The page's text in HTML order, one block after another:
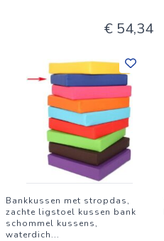
€ 54,34
Bankkussen met stropdas,
zachte ligstoel kussen bank
schommel kussens,
waterdich...